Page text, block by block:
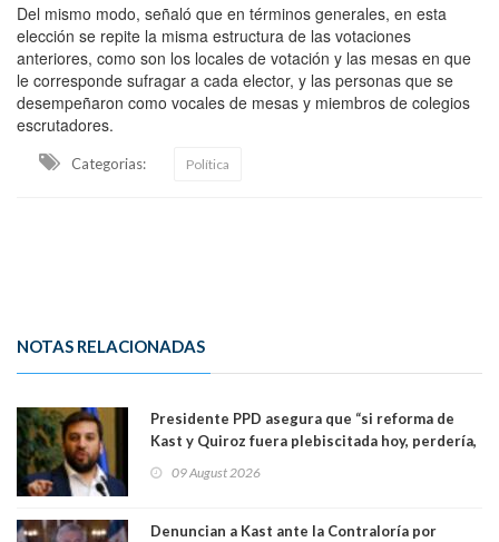
Del mismo modo, señaló que en términos generales, en esta
elección se repite la misma estructura de las votaciones
anteriores, como son los locales de votación y las mesas en que
le corresponde sufragar a cada elector, y las personas que se
desempeñaron como vocales de mesas y miembros de colegios
escrutadores.
Categorias: Política
NOTAS RELACIONADAS
Presidente PPD asegura que “si reforma de
Kast y Quiroz fuera plebiscitada hoy, perdería,
a favor de la oposición, sería una victoria de la
09 August 2026
Denuncian a Kast ante la Contraloría por